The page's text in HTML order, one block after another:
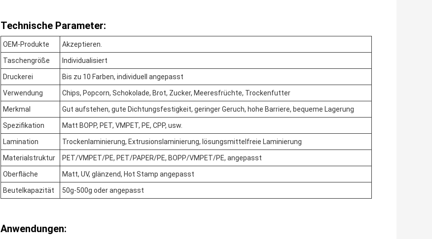
Technische Parameter:
OEM-Produkte Akzeptieren.
Taschengröße Individualisiert
Druckerei Bis zu 10 Farben, individuell angepasst
Verwendung Chips, Popcorn, Schokolade, Brot, Zucker, Meeresfrüchte, Trockenfutter
Merkmal Gut aufstehen, gute Dichtungsfestigkeit, geringer Geruch, hohe Barriere, bequeme Lagerung
Spezifikation Matt BOPP, PET, VMPET, PE, CPP, usw.
Lamination Trockenlaminierung, Extrusionslaminierung, lösungsmittelfreie Laminierung
Materialstruktur PET/VMPET/PE, PET/PAPER/PE, BOPP/VMPET/PE, angepasst
Oberfläche Matt, UV, glänzend, Hot Stamp angepasst
Beutelkapazität 50g-500g oder angepasst
Anwendungen: